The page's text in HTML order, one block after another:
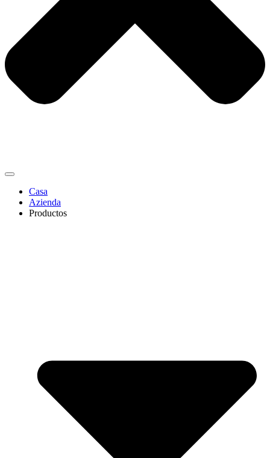
Casa
Azienda
Productos